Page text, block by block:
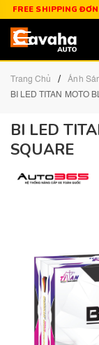
FREE SHIPPING
Trang Chủ / Ánh
BI LED TITAN MOTO
BI LED
SQUARE